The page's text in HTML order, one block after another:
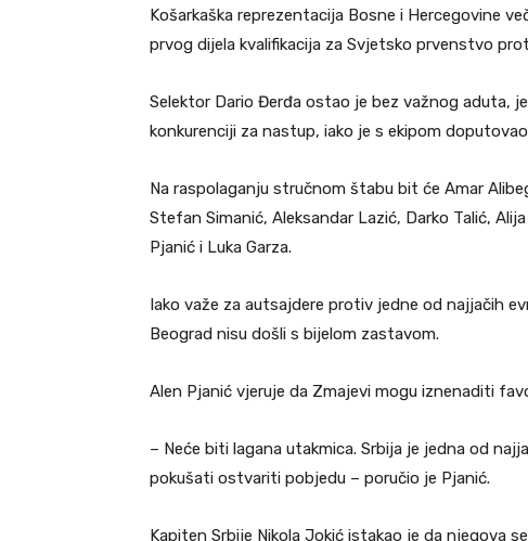
Košarkaška reprezentacija Bosne i Hercegovine
prvog dijela kvalifikacija za Svjetsko prvenstvo
Selektor Dario Đerđa ostao je bez važnog aduta,
konkurenciji za nastup, iako je s ekipom
Na raspolaganju stručnom štabu bit će Amar
Stefan Simanić, Aleksandar Lazić, Darko Talić,
Pjanić i Luka Garza.
Iako važe za autsajdere protiv jedne od najjačih
Beograd nisu došli s bijelom zastavom.
Alen Pjanić vjeruje da Zmajevi mogu iznenaditi
– Neće biti lagana utakmica. Srbija je jedna od
pokušati ostvariti pobjedu – poručio je Pjanić.
Kapiten Srbije Nikola Jokić istakao je da njegova